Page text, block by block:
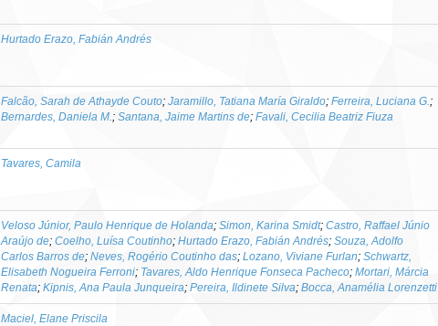
Hurtado Erazo, Fabián Andrés
Falcão, Sarah de Athayde Couto; Jaramillo, Tatiana María Giraldo; Ferreira, Luciana G. ;
Bernardes, Daniela M. ; Santana, Jaime Martins de; Favali, Cecilia Beatriz Fiuza
Tavares, Camila
Veloso Júnior, Paulo Henrique de Holanda; Simon, Karina Smidt; Castro, Raffael Júnio
Araújo de; Coelho, Luísa Coutinho; Hurtado Erazo, Fabián Andrés; Souza, Adolfo
Carlos Barros de; Neves, Rogério Coutinho das; Lozano, Viviane Furlan; Schwartz,
Elisabeth Nogueira Ferroni; Tavares, Aldo Henrique Fonseca Pacheco; Mortari, Márcia
Renata; Kipnis, Ana Paula Junqueira; Pereira, Ildinete Silva; Bocca, Anamélia Lorenzetti
Maciel, Elane Priscila